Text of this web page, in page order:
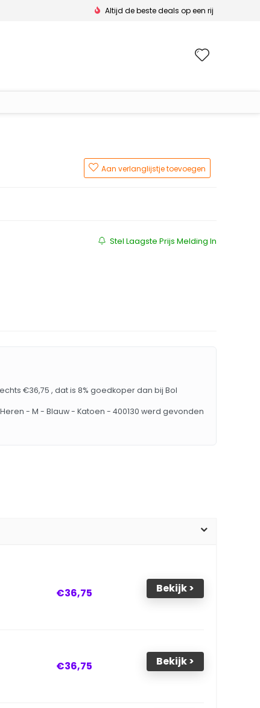
Altijd de beste deals op een rij
Aan verlanglijstje toevoegen
Stel Laagste Prijs Melding In
€39.95.
€36,75 , dat is 8% goedkoper dan bij Bol
- M - Blauw - Katoen - 400130 werd gevonden
€36,75 Bekijk >
€36,75 Bekijk >